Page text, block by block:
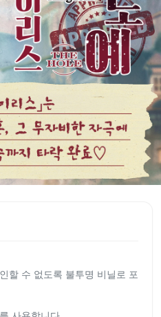
할 수 없도록 불투명 비닐로 포